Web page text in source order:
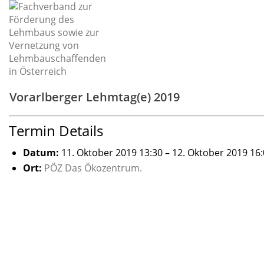
Vorarlberger Lehmtag(e) 2019
Termin Details
Datum: 11. Oktober 2019 13:30– 12. Oktober 2019
Ort: PÖZ Das Ökozentrum.